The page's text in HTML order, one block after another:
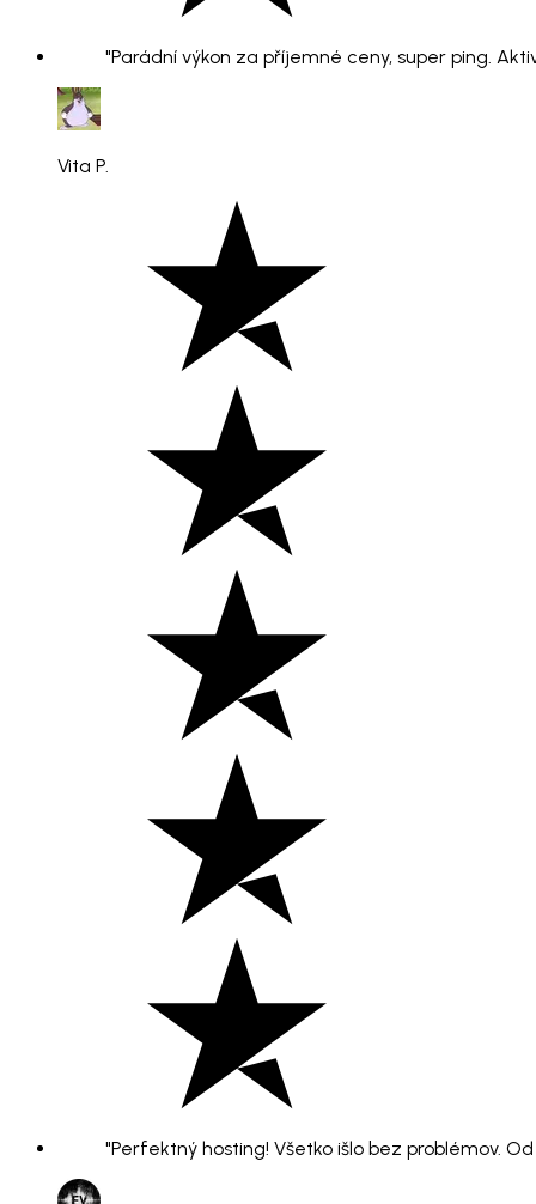
"Parádní výkon za příjemné ceny, super ping.
Vita P.
"Perfektný hosting! Všetko išlo bez problémov.